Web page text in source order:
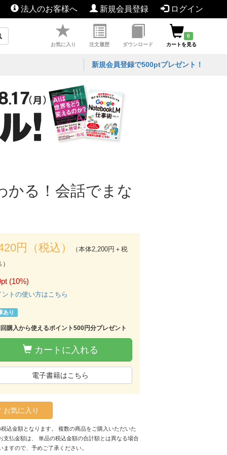
法人のお客様へ 新規会員登録 ログイン
お気に入り 注文履歴 ダウンロード
0
カートを見る
新規会員登録で500ptプレゼント！
かる！会話でまな
円（税込）
（本体2,200円＋税
(10%)
ントの使い方はこちら
あり
購入から使えるポイント500円分プレゼント
カートに入れる
電子書籍はこちら
お気に入り
込金額となります。 複数の商品をご購入いただいた
支払金額は、 単品の税込金額の合計額とは異なる場合
ますので、予めご了承ください。